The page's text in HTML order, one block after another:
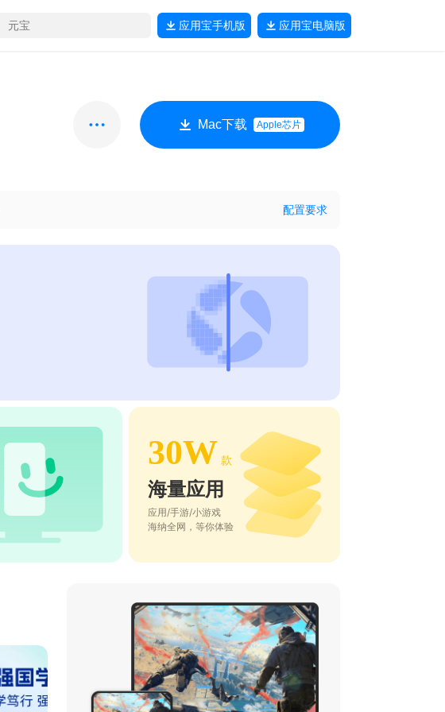
应用宝手机版 应用宝电脑版
Mac下载 Apple芯片
配置要求
30W 款
海量应用
应用/手游/小游戏
海纳全网，等你体验